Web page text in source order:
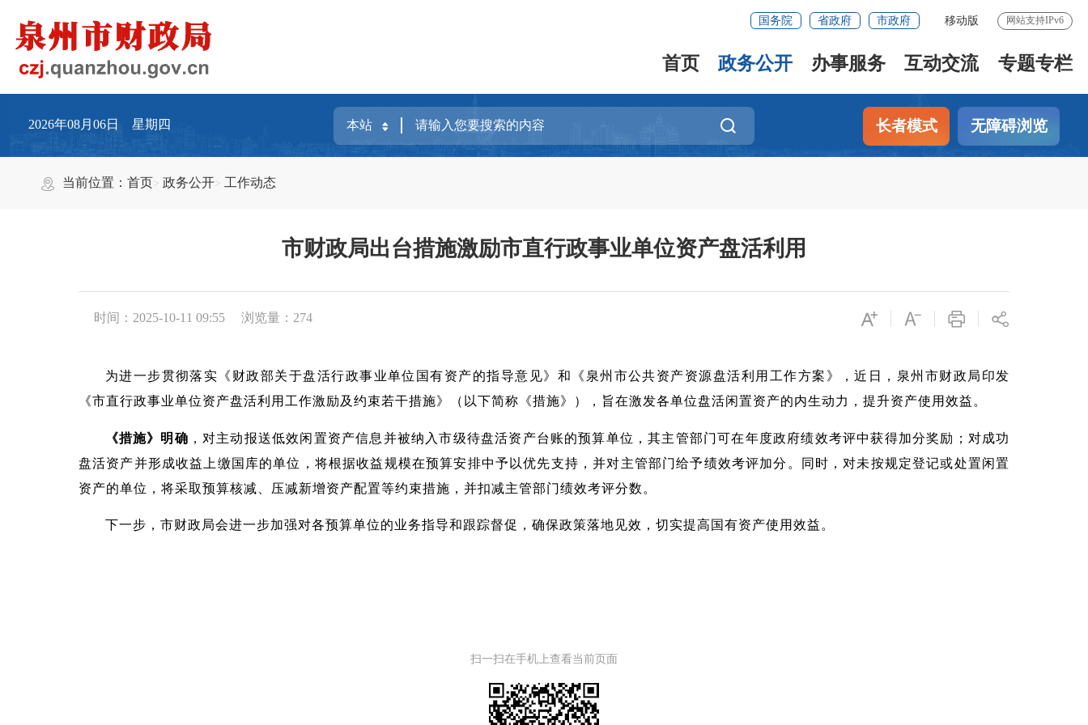
国务院 省政府 市政府 移动版 网站支持IPv6
首页 政务公开 办事服务 互动交流 专题专栏
2026年08月06日 星期四 长者模式 无障碍浏览
当前位置：首页 政务公开 工作动态
市财政局出台措施激励市直行政事业单位资产盘活利用
时间：2025-10-11 09:55 浏览量： 274
为进一步贯彻落实《财政部关于盘活行政事业单位国有资产的指导意见》和《泉州市公共资产资源盘活利用工作方案》，近日，泉州市财政局印发
《市直行政事业单位资产盘活利用工作激励及约束若干措施》（以下简称《措施》），旨在激发各单位盘活闲置资产的内生动力，提升资产使用效益。
《措施》明确 ，对主动报送低效闲置资产信息并被纳入市级待盘活资产台账的预算单位，其主管部门可在年度政府绩效考评中获得加分奖励；对成功
盘活资产并形成收益上缴国库的单位，将根据收益规模在预算安排中予以优先支持，并对主管部门给予绩效考评加分。同时，对未按规定登记或处置闲置
资产的单位，将采取预算核减、压减新增资产配置等约束措施，并扣减主管部门绩效考评分数。
下一步，市财政局会进一步加强对各预算单位的业务指导和跟踪督促，确保政策落地见效，切实提高国有资产使用效益。
扫一扫在手机上查看当前页面